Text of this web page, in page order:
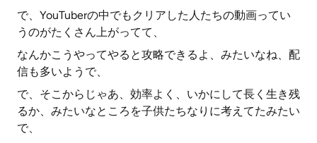
で、YouTuberの中でもクリアした人たちの動画ってい
うのがたくさん上がってて、
なんかこうやってやると攻略できるよ、みたいなね、配
信も多いようで、
で、そこからじゃあ、効率よく、いかにして長く生き残
るか、みたいなところを子供たちなりに考えてたみたい
で、